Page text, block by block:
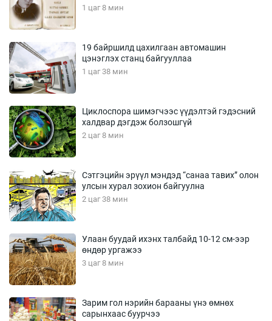
1 цаг 8 мин
19 байршилд цахилгаан автомашин
цэнэглэх станц байгууллаа
1 цаг 38 мин
Циклоспора шимэгчээс үүдэлтэй гэдэсний
халдвар дэгдэж болзошгүй
2 цаг 8 мин
Сэтгэцийн эрүүл мэндэд “санаа тавих” олон
улсын хурал зохион байгуулна
2 цаг 38 мин
Улаан буудай ихэнх талбайд 10-12 см-ээр
өндөр ургажээ
3 цаг 8 мин
Зарим гол нэрийн барааны үнэ өмнөх
сарынхаас буурчээ